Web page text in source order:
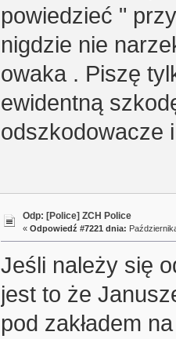
powiedzieć "
nigdzie nie
owaka . Piszę
ewidentną
odszkodowacze
Odp: [Police] ZCH Police
« Odpowiedź #7221 dnia:
Jeśli należy się
jest to że
pod zakładem